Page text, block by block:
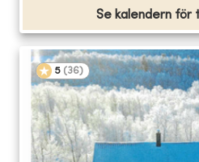
Se kalendern för
5 (36)